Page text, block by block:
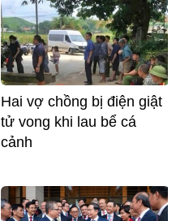
Hai vợ chồng bị điện giật
tử vong khi lau bể cá
cảnh